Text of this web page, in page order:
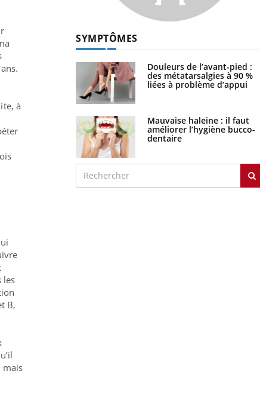
à
les
B,
mais
SYMPTÔMES
Douleurs de l’avant-pied :
des métatarsalgies à 90 %
liées à problème d’appui
Mauvaise haleine : il faut
améliorer l’hygiène bucco-
dentaire